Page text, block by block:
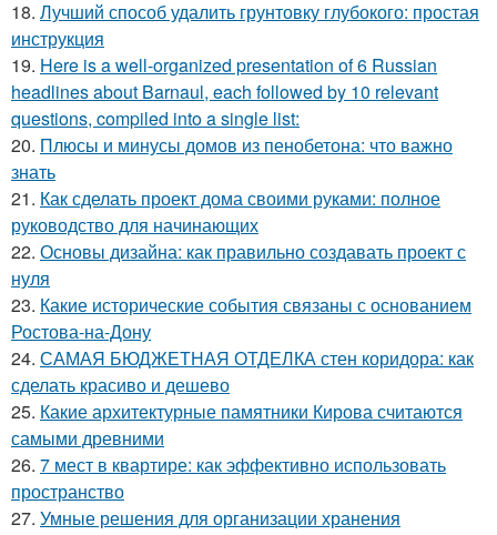
18. Лучший способ удалить грунтовку глубокого: простая
инструкция
19. Here is a well-organized presentation of 6 Russian
headlines about Barnaul, each followed by 10 relevant
questions, compiled into a single list:
20. Плюсы и минусы домов из пенобетона: что важно
знать
21. Как сделать проект дома своими руками: полное
руководство для начинающих
22. Основы дизайна: как правильно создавать проект с
нуля
23. Какие исторические события связаны с основанием
Ростова-на-Дону
24. САМАЯ БЮДЖЕТНАЯ ОТДЕЛКА стен коридора: как
сделать красиво и дешево
25. Какие архитектурные памятники Кирова считаются
самыми древними
26. 7 мест в квартире: как эффективно использовать
пространство
27. Умные решения для организации хранения